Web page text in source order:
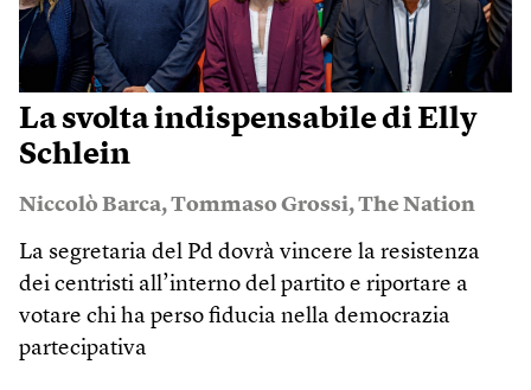
La svolta indispensabile di Elly
Schlein
Niccolò Barca,Tommaso Grossi,The Nation
La segretaria del Pd dovrà vincere la resistenza
dei centristi all’interno del partito e riportare a
votare chi ha perso fiducia nella democrazia
partecipativa